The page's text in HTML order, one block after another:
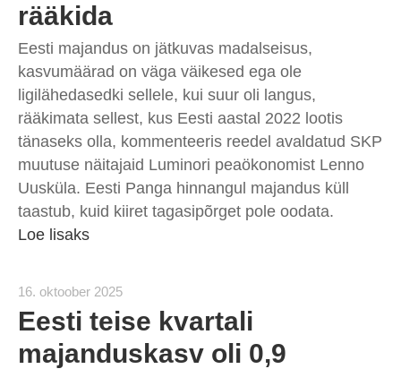
rääkida
Eesti majandus on jätkuvas madalseisus,
kasvumäärad on väga väikesed ega ole
ligilähedasedki sellele, kui suur oli langus,
rääkimata sellest, kus Eesti aastal 2022 lootis
tänaseks olla, kommenteeris reedel avaldatud SKP
muutuse näitajaid Luminori peaökonomist Lenno
Uusküla. Eesti Panga hinnangul majandus küll
taastub, kuid kiiret tagasipõrget pole oodata.
Loe lisaks
16. oktoober 2025
Eesti teise kvartali
majanduskasv oli 0,9